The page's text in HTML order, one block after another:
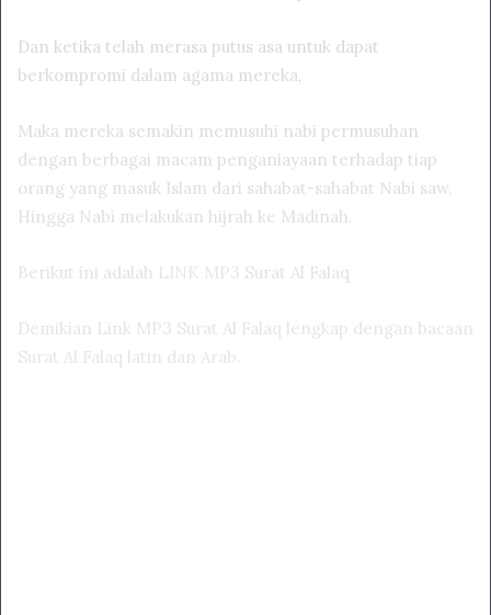
Dan ketika telah merasa putus asa untuk dapat
berkompromi dalam agama mereka,
Maka mereka semakin memusuhi nabi permusuhan
dengan berbagai macam penganiayaan terhadap tiap
orang yang masuk Islam dari sahabat-sahabat Nabi saw,
Hingga Nabi melakukan hijrah ke Madinah.
Berikut ini adalah LINK MP3 Surat Al Falaq
Demikian Link MP3 Surat Al Falaq lengkap dengan bacaan
Surat Al Falaq latin dan Arab.